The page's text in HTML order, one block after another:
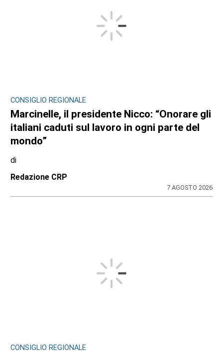
CONSIGLIO REGIONALE
Marcinelle, il presidente Nicco: “Onorare gli
italiani caduti sul lavoro in ogni parte del
mondo”
di
Redazione CRP
7 AGOSTO 2026
CONSIGLIO REGIONALE